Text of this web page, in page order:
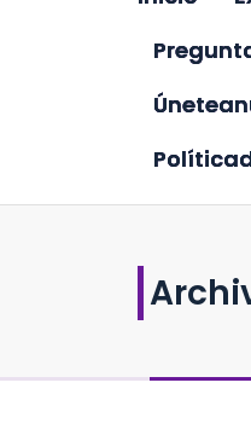
Pregunt
Únetean
Política